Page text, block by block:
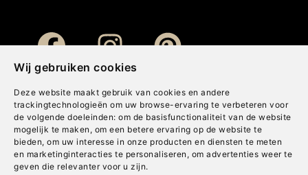
Wij gebruiken cookies
Deze website maakt gebruik van cookies en andere
trackingtechnologieën om uw browse-ervaring te verbeteren voor
de volgende doeleinden: om de basisfunctionaliteit van de website
mogelijk te maken , om een betere ervaring op de website te
bieden, om uw interesse in onze producten en diensten te meten
en marketinginteracties te personaliseren , om advertenties weer te
geven die relevanter voor u zijn.